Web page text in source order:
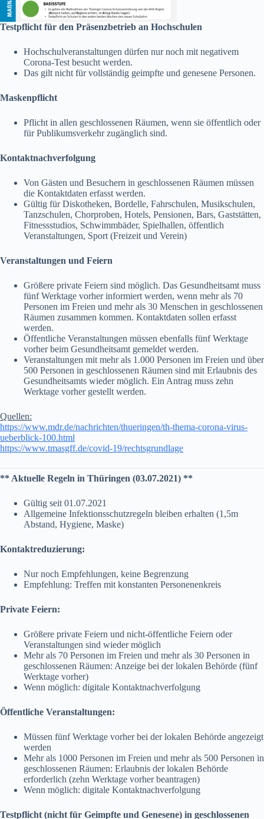
Testpflicht für den Präsenzbetrieb an Hochschulen
Hochschulveranstaltungen dürfen nur noch mit negativem
Corona-Test besucht werden.
Das gilt nicht für vollständig geimpfte und genesene Personen.
Maskenpflicht
Pflicht in allen geschlossenen Räumen, wenn sie öffentlich oder
für Publikumsverkehr zugänglich sind.
Kontaktnachverfolgung
Von Gästen und Besuchern in geschlossenen Räumen müssen
die Kontaktdaten erfasst werden.
Gültig für Diskotheken, Bordelle, Fahrschulen, Musikschulen,
Tanzschulen, Chorproben, Hotels, Pensionen, Bars, Gaststätten,
Fitnessstudios, Schwimmbäder, Spielhallen, öffentlich
Veranstaltungen, Sport (Freizeit und Verein)
Veranstaltungen und Feiern
Größere private Feiern sind möglich. Das Gesundheitsamt muss
fünf Werktage vorher informiert werden, wenn mehr als 70
Personen im Freien und mehr als 30 Menschen in geschlossenen
Räumen zusammen kommen. Kontaktdaten sollen erfasst
werden.
Öffentliche Veranstaltungen müssen ebenfalls fünf Werktage
vorher beim Gesundheitsamt gemeldet werden.
Veranstaltungen mit mehr als 1.000 Personen im Freien und über
500 Personen in geschlossenen Räumen sind mit Erlaubnis des
Gesundheitsamts wieder möglich. Ein Antrag muss zehn
Werktage vorher gestellt werden.
Quellen:
https://www.mdr.de/nachrichten/thueringen/th-thema-corona-virus-
ueberblick-100.html
https://www.tmasgff.de/covid-19/rechtsgrundlage
** Aktuelle Regeln in Thüringen (03.07.2021) **
Gültig seit 01.07.2021
Allgemeine Infektionsschutzregeln bleiben erhalten (1,5m
Abstand, Hygiene, Maske)
Kontaktreduzierung:
Nur noch Empfehlungen, keine Begrenzung
Empfehlung: Treffen mit konstanten Personenenkreis
Private Feiern:
Größere private Feiern und nicht-öffentliche Feiern oder
Veranstaltungen sind wieder möglich
Mehr als 70 Personen im Freien und mehr als 30 Personen in
geschlossenen Räumen: Anzeige bei der lokalen Behörde (fünf
Werktage vorher)
Wenn möglich: digitale Kontaktnachverfolgung
Öffentliche Veranstaltungen:
Müssen fünf Werktage vorher bei der lokalen Behörde angezeigt
werden
Mehr als 1000 Personen im Freien und mehr als 500 Personen in
geschlossenen Räumen: Erlaubnis der lokalen Behörde
erforderlich (zehn Werktage vorher beantragen)
Wenn möglich: digitale Kontaktnachverfolgung
Testpflicht (nicht für Geimpfte und Genesene) in geschlossenen